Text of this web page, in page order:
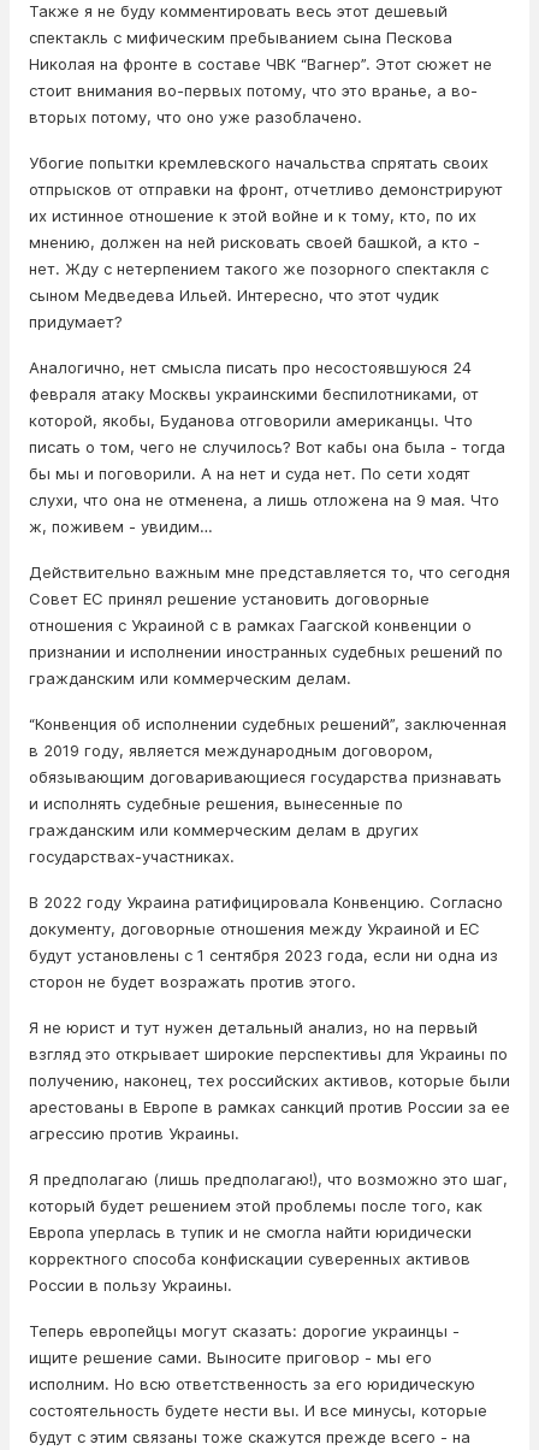
Также я не буду комментировать весь этот дешевый
спектакль с мифическим пребыванием сына Пескова
Николая на фронте в составе ЧВК “Вагнер”. Этот сюжет не
стоит внимания во-первых потому, что это вранье, а во-
вторых потому, что оно уже разоблачено.
Убогие попытки кремлевского начальства спрятать своих
отпрысков от отправки на фронт, отчетливо демонстрируют
их истинное отношение к этой войне и к тому, кто, по их
мнению, должен на ней рисковать своей башкой, а кто -
нет. Жду с нетерпением такого же позорного спектакля с
сыном Медведева Ильей. Интересно, что этот чудик
придумает?
Аналогично, нет смысла писать про несостоявшуюся 24
февраля атаку Москвы украинскими беспилотниками, от
которой, якобы, Буданова отговорили американцы. Что
писать о том, чего не случилось? Вот кабы она была - тогда
бы мы и поговорили. А на нет и суда нет. По сети ходят
слухи, что она не отменена, а лишь отложена на 9 мая. Что
ж, поживем - увидим…
Действительно важным мне представляется то, что сегодня
Совет ЕС принял решение установить договорные
отношения с Украиной с в рамках Гаагской конвенции о
признании и исполнении иностранных судебных решений по
гражданским или коммерческим делам.
“Конвенция об исполнении судебных решений”, заключенная
в 2019 году, является международным договором,
обязывающим договаривающиеся государства признавать
и исполнять судебные решения, вынесенные по
гражданским или коммерческим делам в других
государствах-участниках.
В 2022 году Украина ратифицировала Конвенцию. Согласно
документу, договорные отношения между Украиной и ЕС
будут установлены с 1 сентября 2023 года, если ни одна из
сторон не будет возражать против этого.
Я не юрист и тут нужен детальный анализ, но на первый
взгляд это открывает широкие перспективы для Украины по
получению, наконец, тех российских активов, которые были
арестованы в Европе в рамках санкций против России за ее
агрессию против Украины.
Я предполагаю (лишь предполагаю!), что возможно это шаг,
который будет решением этой проблемы после того, как
Европа уперлась в тупик и не смогла найти юридически
корректного способа конфискации суверенных активов
России в пользу Украины.
Теперь европейцы могут сказать: дорогие украинцы -
ищите решение сами. Выносите приговор - мы его
исполним. Но всю ответственность за его юридическую
состоятельность будете нести вы. И все минусы, которые
будут с этим связаны тоже скажутся прежде всего - на